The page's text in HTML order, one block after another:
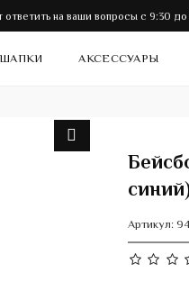
на ваши вопросы с 9:30 до
ШАПКИ АКСЕССУАРЫ
Артикул: